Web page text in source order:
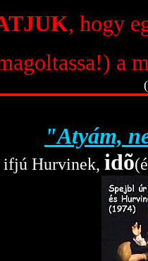
, hogy
"Atyám,
Hurvinek, idõ